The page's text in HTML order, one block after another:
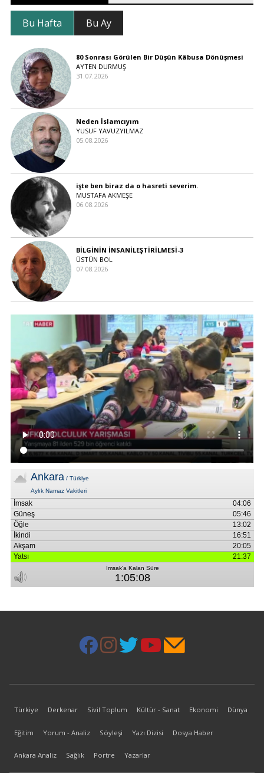
Bu Hafta Bu Ay
80 Sonrası Görülen Bir Düşün Kâbusa Dönüşmesi
AYTEN DURMUŞ
31.07.2026
Neden İslamcıyım
YUSUF YAVUZYILMAZ
05.08.2026
işte ben biraz da o hasreti severim.
MUSTAFA AKMEŞE
06.08.2026
BİLGİNİN İNSANİLEŞTİRİLMESİ-3
ÜSTÜN BOL
07.08.2026
Türkiye Derkenar Sivil Toplum Kültür - Sanat Ekonomi Dünya
Eğitim Yorum - Analiz Söyleşi Yazı Dizisi Dosya Haber
Ankara Analiz Sağlık Portre Yazarlar